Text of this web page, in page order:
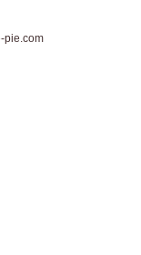
pie.com